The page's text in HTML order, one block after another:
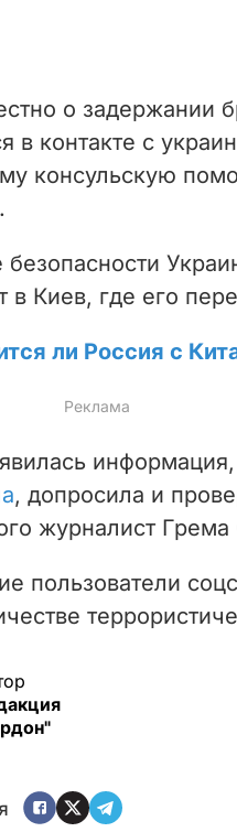
о задержании
в контакте с
консульскую
в Киев, где его
ли Россия с
, допросила и
журналист
пользователи